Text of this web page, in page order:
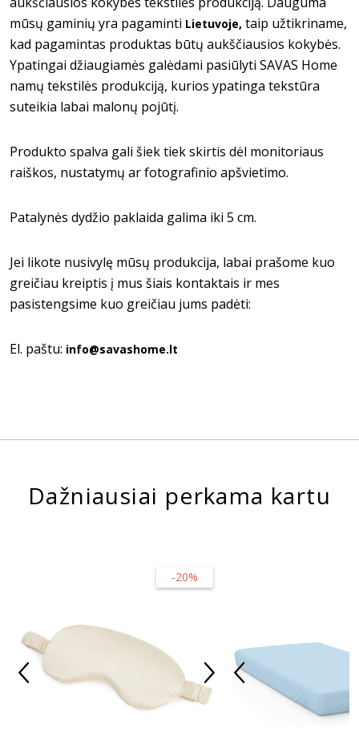
mūsų gaminių yra pagaminti Lietuvoje, taip užtikriname,
kad pagamintas produktas būtų aukščiausios kokybės.
Ypatingai džiaugiamės galėdami pasiūlyti SAVAS Home
namų tekstilės produkciją, kurios ypatinga tekstūra
suteikia labai malonų pojūtį.
Produkto spalva gali šiek tiek skirtis dėl monitoriaus
raiškos, nustatymų ar fotografinio apšvietimo.
Patalynės dydžio paklaida galima iki 5 cm.
Jei likote nusivylę mūsų produkcija, labai prašome kuo
greičiau kreiptis į mus šiais kontaktais ir mes
pasistengsime kuo greičiau jums padėti:
El. paštu: info@savashome.lt
Dažniausiai perkama kartu
-20%